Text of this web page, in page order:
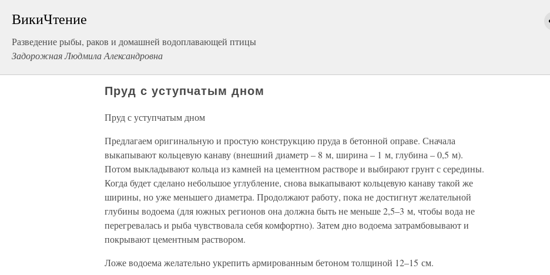
ВикиЧтение
Разведение рыбы, раков и домашней водоплавающей птицы
Задорожная Людмила Александровна
Пруд с уступчатым дном
Пруд с уступчатым дном
Предлагаем оригинальную и простую конструкцию пруда в бетонной оправе. Сначала
выкапывают кольцевую канаву (внешний диаметр – 8 м, ширина – 1 м, глубина – 0,5 м).
Потом выкладывают кольца из камней на цементном растворе и выбирают грунт с середины.
Когда будет сделано небольшое углубление, снова выкапывают кольцевую канаву такой же
ширины, но уже меньшего диаметра. Продолжают работу, пока не достигнут желательной
глубины водоема (для южных регионов она должна быть не меньше 2,5–3 м, чтобы вода не
перегревалась и рыба чувствовала себя комфортно). Затем дно водоема затрамбовывают и
покрывают цементным раствором.
Ложе водоема желательно укрепить армированным бетоном толщиной 12–15 см.